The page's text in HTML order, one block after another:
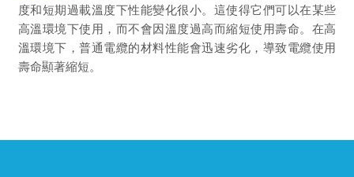
度和短期過載溫度下性能變化很小。這使得它們可以在某些
高溫環境下使用，而不會因溫度過高而縮短使用壽命。在高
溫環境下，普通電纜的材料性能會迅速劣化，導致電纜使用
壽命顯著縮短。